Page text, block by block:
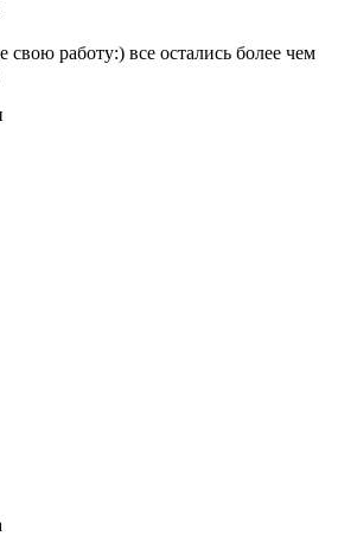
работу:) все остались более чем